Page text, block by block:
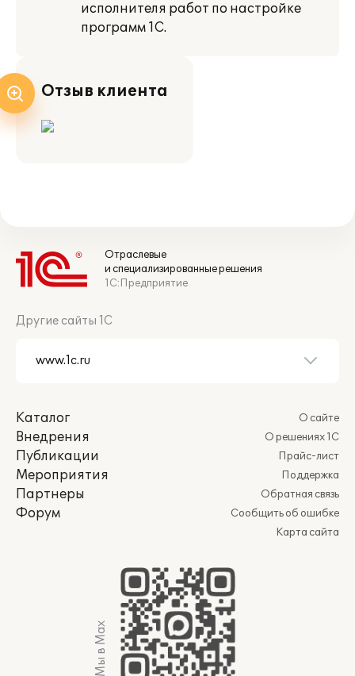
исполнителя работ по настройке
программ 1С.
Отзыв клиента
Отраслевые
и специализированные решения
1С:Предприятие
Другие сайты 1С
Каталог
Внедрения
Публикации
Мероприятия
Партнеры
Форум
О сайте
О решениях 1С
Прайс-лист
Поддержка
Обратная связь
Сообщить об ошибке
Карта сайта
Мы в Max